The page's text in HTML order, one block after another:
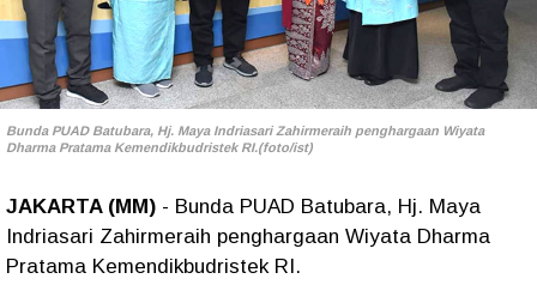
Bunda PUAD Batubara, Hj. Maya Indriasari Zahirmeraih penghargaan Wiyata
Dharma Pratama Kemendikbudristek RI.(foto/ist)
JAKARTA (MM) - Bunda PUAD Batubara, Hj. Maya
Indriasari Zahirmeraih penghargaan Wiyata Dharma
Pratama Kemendikbudristek RI.